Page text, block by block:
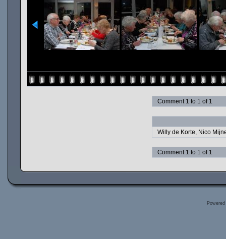
Comment 1 to 1 of 1
Willy de Korte, Nico
Comment 1 to 1 of 1